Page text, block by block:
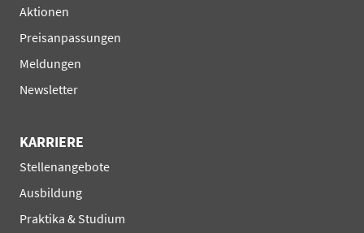
Navigation
Aktionen
Preisanpassungen
Meldungen
Newsletter
KARRIERE
Navigation
überspringen
Stellenangebote
Ausbildung
Praktika & Studium